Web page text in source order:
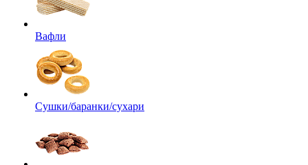
Вафли
Сушки/баранки/сухари